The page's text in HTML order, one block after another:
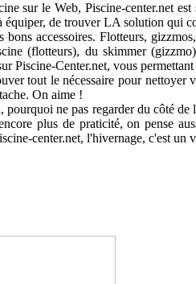
sur le Web, Piscine-center.net
équiper, de trouver LA solution qui
accessoires. Flotteurs,
(flotteurs), du skimmer
Piscine-Center.net, vous
tout le nécessaire pour nettoyer
On aime !
pourquoi ne pas regarder du côté
plus de praticité, on pense
center.net, l'hivernage, c'est un